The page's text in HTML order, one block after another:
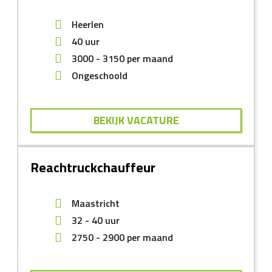
Heerlen
40 uur
3000 - 3150 per maand
Ongeschoold
BEKIJK VACATURE
Reachtruckchauffeur
Maastricht
32 - 40 uur
2750 - 2900 per maand